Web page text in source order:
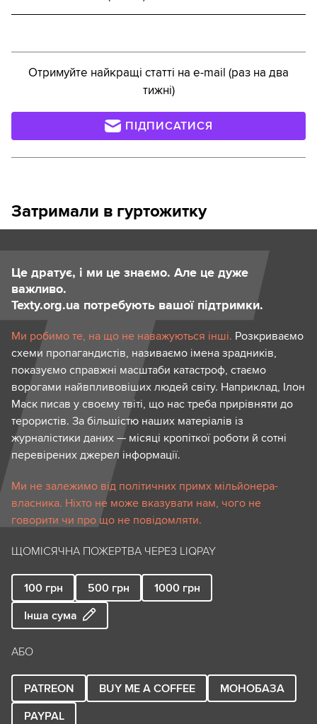
Отримуйте найкращі статті на e-mail (раз на два
тижні)
ПІДПИСАТИСЯ
Затримали в гуртожитку
Це дратує, і ми це знаємо. Але це дуже
важливо.
Texty.org.ua потребують вашої підтримки.
Ми робимо те, на що не наважуються інші. Розкриваємо
схеми пропагандистів, називаємо імена зрадників,
показуємо справжні масштаби катастроф, стаємо
ворогами найвпливовіших людей світу. Наприклад, Ілон
Маск писав у своєму твіті, що нас треба прирівняти до
терористів. За більшістю наших матеріалів із
журналістики даних — місяці кропіткої роботи й сотні
перевірених джерел інформації.
Ми не залежимо від політичних примх мільйонера-
власника. Ніхто не може вказувати нам, чого не
говорити чи про що не повідомляти.
ЩОМІСЯЧНА ПОЖЕРТВА ЧЕРЕЗ LIQPAY
100 грн 500 грн 1000 грн
Інша сума
АБО
PATREON BUY ME A COFFEE
МОНОБАЗА
PAYPAL